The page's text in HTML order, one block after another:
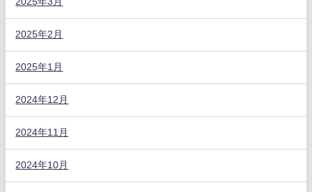
2025年2月
2025年1月
2024年12月
2024年11月
2024年10月